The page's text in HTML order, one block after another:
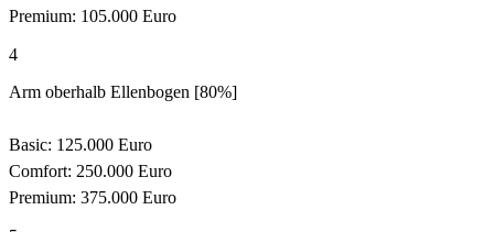
Premium: 105.000 Euro
4
Arm oberhalb Ellenbogen [80%]
Basic: 125.000 Euro
Comfort: 250.000 Euro
Premium: 375.000 Euro